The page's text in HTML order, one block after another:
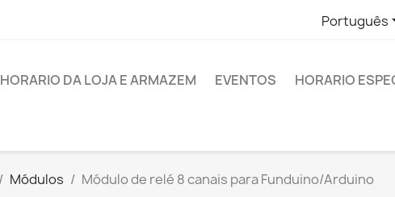
Português
HORARIO DA LOJA E ARMAZEM EVENTOS HORARIO
Módulos Módulo de relé 8 canais para Funduino/Arduino